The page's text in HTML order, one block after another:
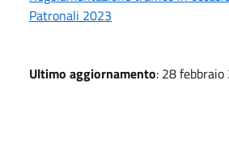
Patronali 2023
Ultimo aggiornamento: 28